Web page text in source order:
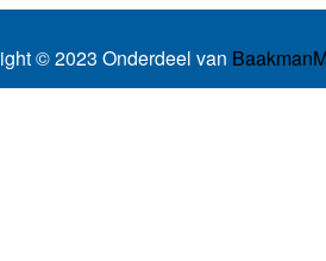
© 2023 Onderdeel van